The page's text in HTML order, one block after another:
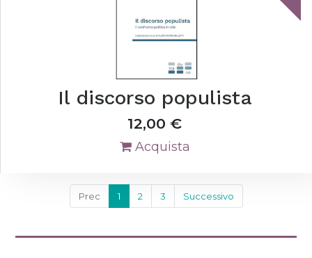
Il discorso populista
12,00 €
Acquista
Prec 1 2 3 Successivo